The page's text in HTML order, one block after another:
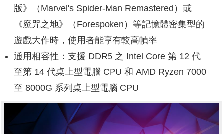
版》（Marvel's Spider-Man Remastered）或
《魔咒之地》（Forespoken）等記憶體密集型的
遊戲大作時，使用者能享有較高幀率
通用相容性：支援 DDR5 之 Intel Core 第 12 代
至第 14 代桌上型電腦 CPU 和 AMD Ryzen 7000
至 8000G 系列桌上型電腦 CPU